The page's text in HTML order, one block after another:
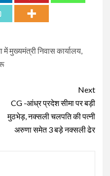
में मुख्यमंत्री निवास कार्यालय,
Next
CG -आंध्र प्रदेश सीमा पर बड़ी
मुठभेड़, नक्सली चलपति की पत्नी
अरुणा समेत 3 बड़े नक्सली ढेर